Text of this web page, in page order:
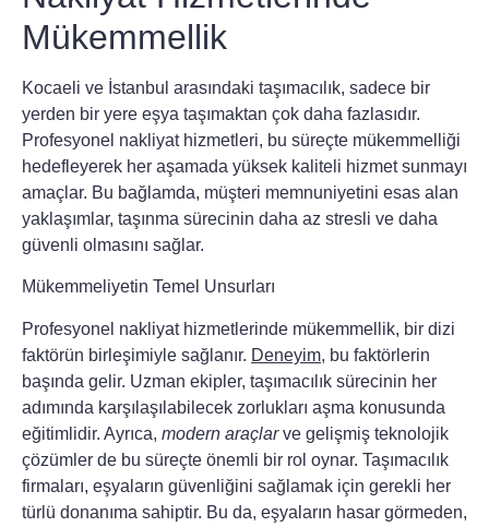
Mükemmellik
Kocaeli ve İstanbul arasındaki taşımacılık, sadece bir
yerden bir yere eşya taşımaktan çok daha fazlasıdır.
Profesyonel nakliyat hizmetleri, bu süreçte mükemmelliği
hedefleyerek her aşamada yüksek kaliteli hizmet sunmayı
amaçlar. Bu bağlamda, müşteri memnuniyetini esas alan
yaklaşımlar, taşınma sürecinin daha az stresli ve daha
güvenli olmasını sağlar.
Mükemmeliyetin Temel Unsurları
Profesyonel nakliyat hizmetlerinde mükemmellik, bir dizi
faktörün birleşimiyle sağlanır. Deneyim, bu faktörlerin
başında gelir. Uzman ekipler, taşımacılık sürecinin her
adımında karşılaşılabilecek zorlukları aşma konusunda
eğitimlidir. Ayrıca, modern araçlarve gelişmiş teknolojik
çözümler de bu süreçte önemli bir rol oynar. Taşımacılık
firmaları, eşyaların güvenliğini sağlamak için gerekli her
türlü donanıma sahiptir. Bu da, eşyaların hasar görmeden,